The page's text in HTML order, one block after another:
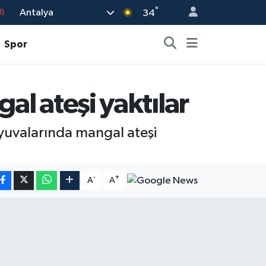
Antalya 34°
Spor
ateşi yaktılar
mangal ateşi
A- A+